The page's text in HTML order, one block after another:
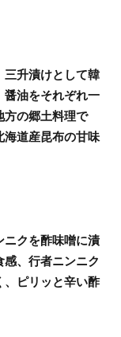
三升漬けとして韓
醤油をそれぞれ一
方の郷土料理で
海道産昆布の甘味
ニクを酢味噌に漬
、行者ニンニク
、ピリッと辛い酢